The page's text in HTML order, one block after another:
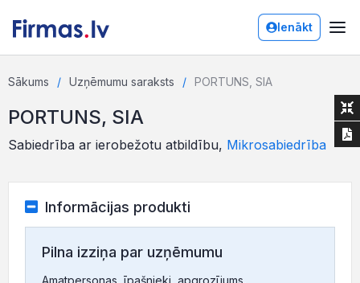
Ienākt
Sākums Uzņēmumu saraksts PORTUNS, SIA
PORTUNS, SIA
Sabiedrība ar ierobežotu atbildību, Mikrosabiedrība
Informācijas produkti
Pilna izziņa par uzņēmumu
Amatpersonas, īpašnieki, apgrozījums,